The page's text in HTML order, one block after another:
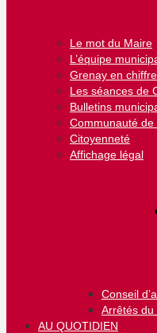
Le mot du Maire
L’équipe
Grenay en
Les séances de
Bulletins
Communauté de
Citoyenneté
Affichage légal
Conseil
Arrêtés du
AU QUOTIDIEN